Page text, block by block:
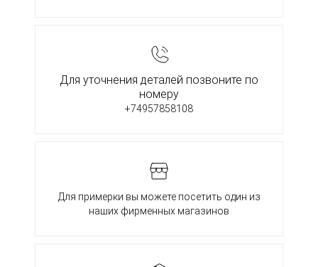
Для уточнения деталей позвоните по
номеру
+74957858108
Для примерки вы можете посетить один из
наших фирменных магазинов